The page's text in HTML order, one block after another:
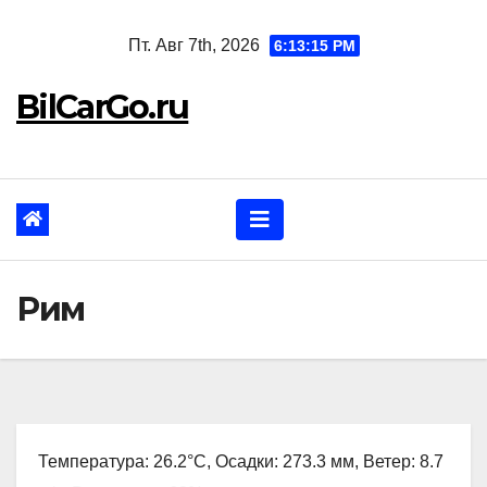
Пт. Авг 7th, 2026 6:13:16 PM
BilCarGo.ru
Рим
Температура: 26.2°C, Осадки: 273.3 мм, Ветер: 8.7